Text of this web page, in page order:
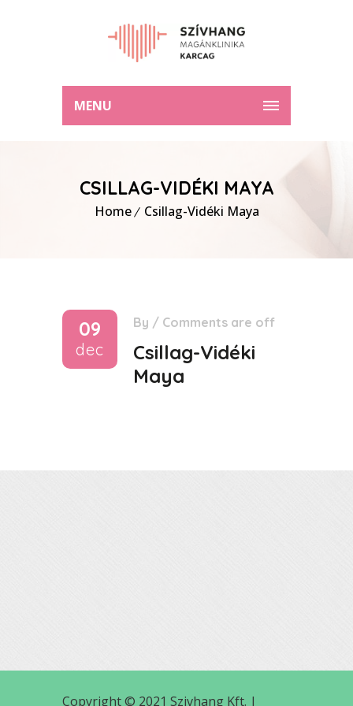
MENU
CSILLAG-VIDÉKI MAYA
Home Csillag-Vidéki Maya
09
dec
By / Comments are off
Csillag-Vidéki
Maya
Copyright © 2021 Szivhang Kft. |